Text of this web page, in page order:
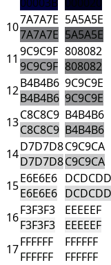
107A7A7E
7A7A7E
5A5A5E
5A5A5E
11 9C9C9F
9C9C9F
808082
808082
12B4B4B6
B4B4B6
9C9C9E
9C9C9E
13C8C8C9
C8C8C9
B4B4B6
B4B4B6
14D7D7D8
D7D7D8
C9C9CA
C9C9CA
15E6E6E6
E6E6E6
DCDCDD
DCDCDD
16F3F3F3
F3F3F3
EEEEEF
EEEEEF
17FFFFFF
FFFFFF
FFFFFF
FFFFFF